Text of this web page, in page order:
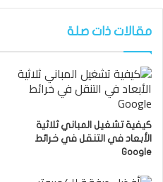
مقالات ذات صلة
كيفية تشغيل المباني ثلاثية
الأبعاد في التنقل في خرائط
Google